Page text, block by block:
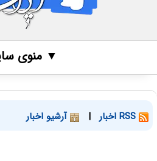
▼ منوی
| آرشیو اخبار